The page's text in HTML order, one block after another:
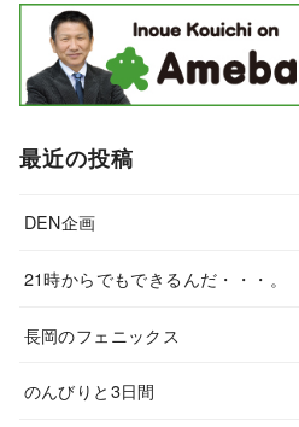
最近の投稿
DEN企画
21時からでもできるんだ・・・。
長岡のフェニックス
のんびりと3日間